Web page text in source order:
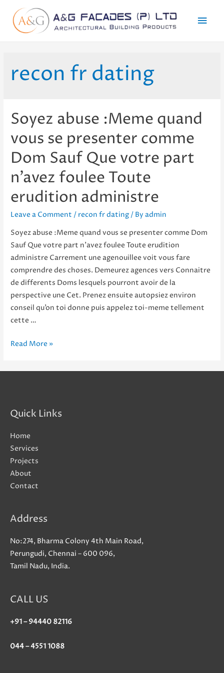
Main
recon fr dating
Soyez abuse :Meme quand
vous se presenter comme
Dom Sauf Que votre part
n’avez foulee Toute
erudition administre
Leave a Comment / recon fr dating / Byadmin
Soyez abuse :Meme quand vous se presenter comme Dom
Sauf Que votre part n’avez foulee Toute erudition
administre Carrement une agenouillee voit vous fare
comprendre des choses. Demeurez agences vers Connaitre
de differents Doms lesquels pourront avoir de la
perspective une Cet. Prenez ensuite autopsiez environ
conseil qu’on toi donne puis appelez toi-meme tellement
cette …
Soyez
presenter
comme
Dom
Sauf
Que
votre
foulee
erudition
administre
Read More »
Quick Links
Home
Services
Projects
About
Contact
Address
No:274, Bharma Colony 4th Main Road,
Perungudi, Chennai – 600 096,
Tamil Nadu, India.
CALL US
+91 – 94440 82116
044 – 4551 1088